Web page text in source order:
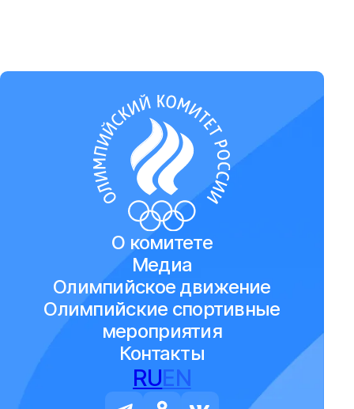
О комитете
Медиа
Олимпийское движение
Олимпийские спортивные
мероприятия
Контакты
RUEN